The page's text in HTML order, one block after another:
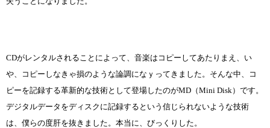
CDがレンタルされることによって、音楽はコピーしてあたりまえ、い
や、コピーしなきゃ損のような論調になｙってきました。そんな中、コ
ピーを記録する革新的な技術として登場したのがMD（Mini Disk）です。
デジタルデータをディスクに記録するという信じられないような技術
は、僕らの度肝を抜きました。本当に、びっくりした。